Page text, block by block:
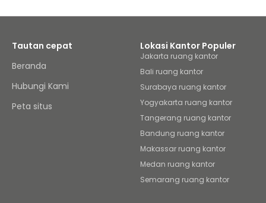
Tautan cepat
Beranda
Hubungi Kami
Peta situs
Lokasi Kantor Populer
Jakarta ruang kantor
Bali ruang kantor
Surabaya ruang kantor
Yogyakarta ruang kantor
Tangerang ruang kantor
Bandung ruang kantor
Makassar ruang kantor
Medan ruang kantor
Semarang ruang kantor